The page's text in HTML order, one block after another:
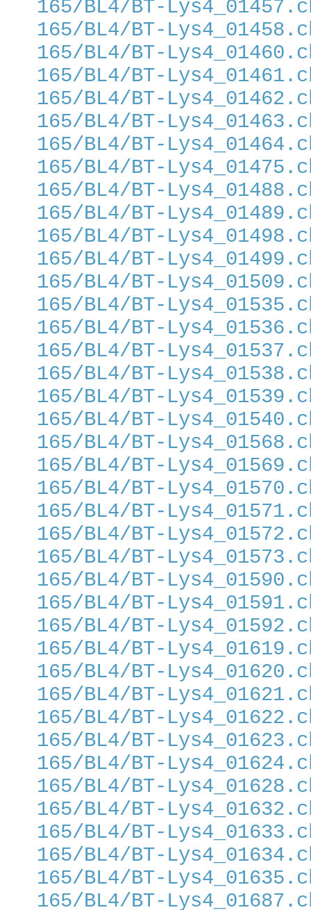
165/BL4/BT-
165/BL4/BT-
165/BL4/BT-
165/BL4/BT-
165/BL4/BT-
165/BL4/BT-
165/BL4/BT-
165/BL4/BT-
165/BL4/BT-
165/BL4/BT-
165/BL4/BT-
165/BL4/BT-
165/BL4/BT-
165/BL4/BT-
165/BL4/BT-
165/BL4/BT-
165/BL4/BT-
165/BL4/BT-
165/BL4/BT-
165/BL4/BT-
165/BL4/BT-
165/BL4/BT-
165/BL4/BT-
165/BL4/BT-
165/BL4/BT-
165/BL4/BT-
165/BL4/BT-
165/BL4/BT-
165/BL4/BT-
165/BL4/BT-
165/BL4/BT-
165/BL4/BT-
165/BL4/BT-
165/BL4/BT-
165/BL4/BT-
165/BL4/BT-
165/BL4/BT-
165/BL4/BT-
165/BL4/BT-
165/BL4/BT-